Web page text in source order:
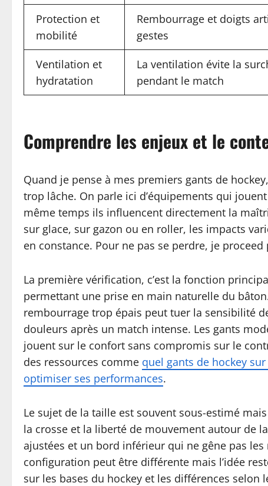
Protection et
mobilité
Rembourrage et doigts
gestes
Ventilation et
hydratation
La ventilation évite la
pendant le match
Comprendre les enjeux et le
Quand je pense à mes premiers gants de
trop lâche. On parle ici d’équipements qui
même temps ils influencent directement la
sur glace, sur gazon ou en roller, les impacts
en constance. Pour ne pas se perdre, je
La première vérification, c’est la fonction
permettant une prise en main naturelle du
rembourrage trop épais peut tuer la sensibilité
douleurs après un match intense. Les gants
jouent sur le confort sans compromis sur le
des ressources comme quel gants de hockey
optimiser ses performances.
Le sujet de la taille est souvent sous-estimé
la crosse et la liberté de mouvement autour de
ajustées et un bord inférieur qui ne gêne pas
configuration peut être différente mais l’idée
sur les bases du hockey et les différences selon